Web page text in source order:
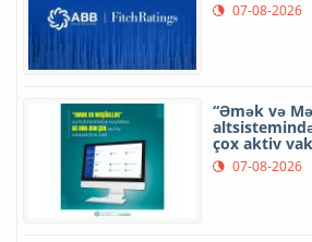
07-08-2026
“Əmək və
çox aktiv
07-08-2026